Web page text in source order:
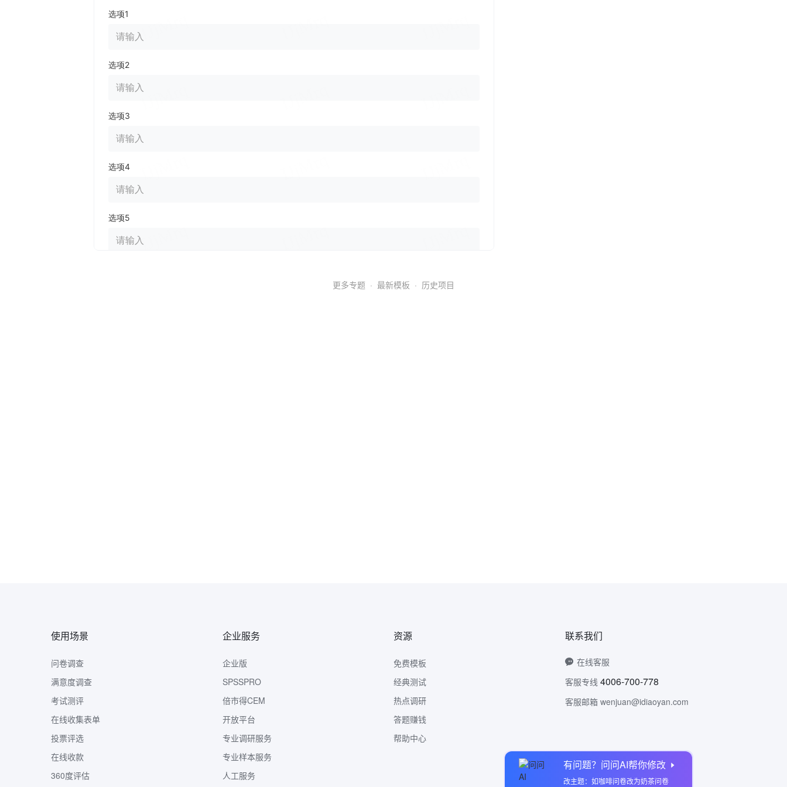
有问题？问问AI帮你修改
改主题：如咖啡问卷改为奶茶问卷
更多专题 · 最新模板 · 历史项目
使用场景
问卷调查
满意度调查
考试测评
在线收集表单
投票评选
在线收款
360度评估
企业服务
企业版
SPSSPRO
倍市得CEM
开放平台
专业调研服务
专业样本服务
人工服务
资源
免费模板
经典测试
热点调研
答题赚钱
帮助中心
联系我们
在线客服
客服专线 4006-700-778
客服邮箱 wenjuan@idiaoyan.com
问卷网公众号